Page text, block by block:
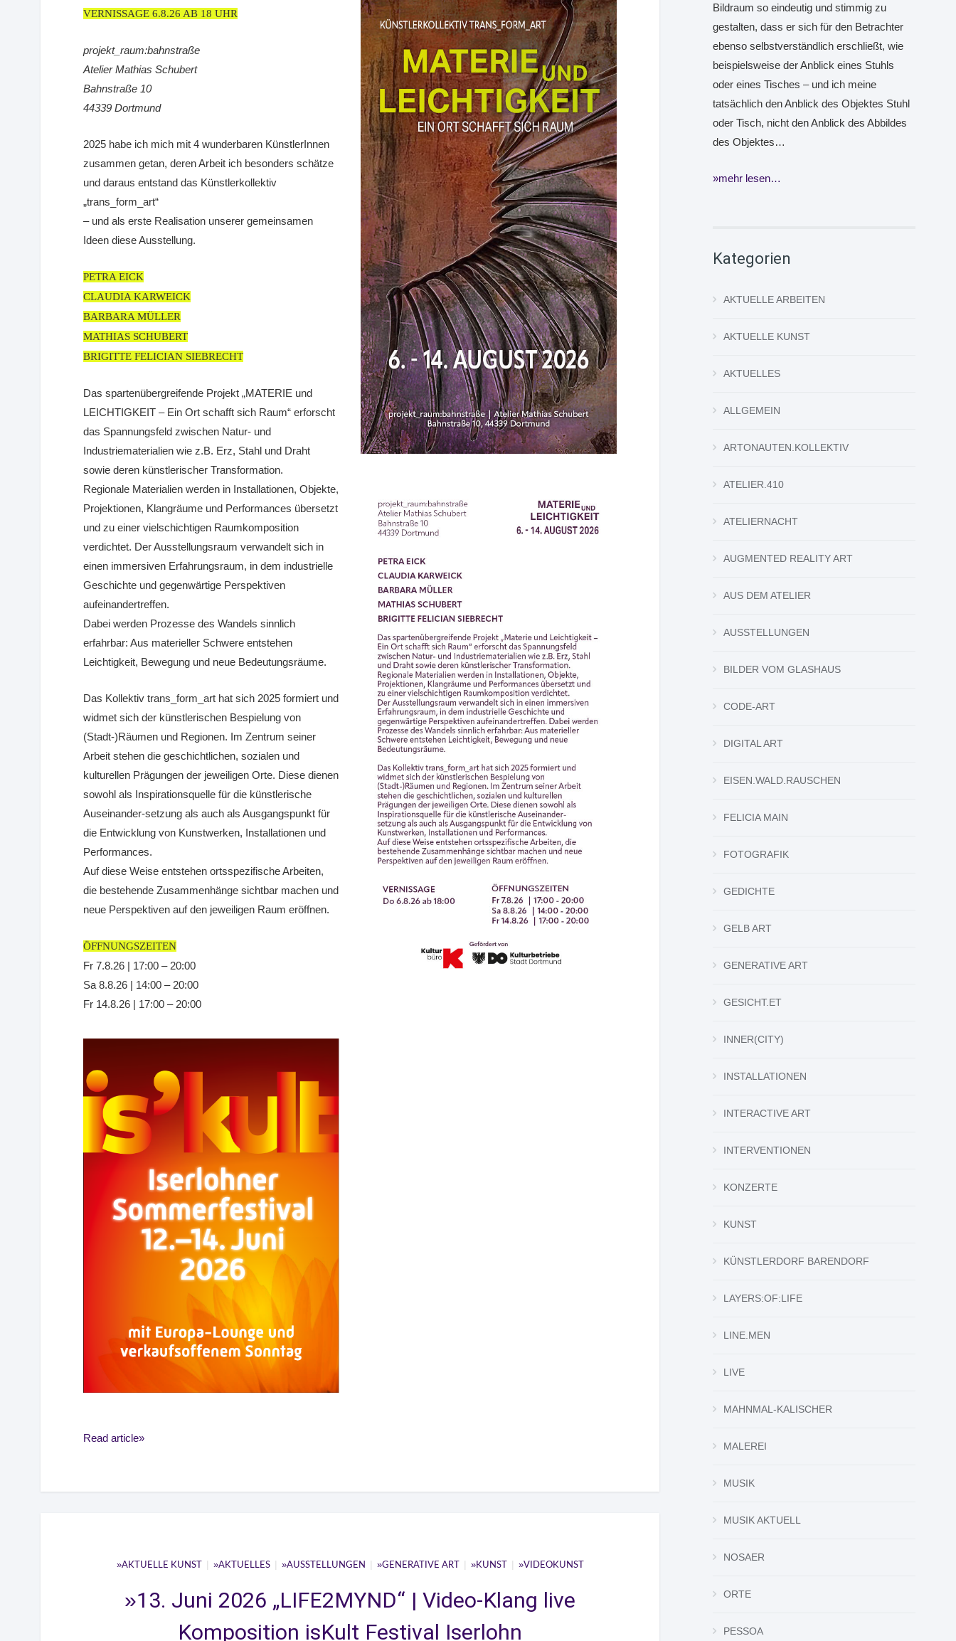
VERNISSAGE 6.8.26 AB 18 UHR
projekt_raum:bahnstraße
Atelier Mathias Schubert
Bahnstraße 10
44339 Dortmund
2025 habe ich mich mit 4 wunderbaren KünstlerInnen
zusammen getan, deren Arbeit ich besonders schätze
und daraus entstand das Künstlerkollektiv
„trans_form_art“
– und als erste Realisation unserer gemeinsamen
Ideen diese Ausstellung.
PETRA EICK
CLAUDIA KARWEICK
BARBARA MÜLLER
MATHIAS SCHUBERT
BRIGITTE FELICIAN SIEBRECHT
Das spartenübergreifende Projekt „MATERIE und
LEICHTIGKEIT – Ein Ort schafft sich Raum“ erforscht
das Spannungsfeld zwischen Natur- und
Industriematerialien wie z.B. Erz, Stahl und Draht
sowie deren künstlerischer Transformation.
Regionale Materialien werden in Installationen, Objekte,
Projektionen, Klangräume und Performances übersetzt
und zu einer vielschichtigen Raumkomposition
verdichtet. Der Ausstellungsraum verwandelt sich in
einen immersiven Erfahrungsraum, in dem industrielle
Geschichte und gegenwärtige Perspektiven
aufeinandertreffen.
Dabei werden Prozesse des Wandels sinnlich
erfahrbar: Aus materieller Schwere entstehen
Leichtigkeit, Bewegung und neue Bedeutungsräume.
Das Kollektiv trans_form_art hat sich 2025 formiert und
widmet sich der künstlerischen Bespielung von
(Stadt-)Räumen und Regionen. Im Zentrum seiner
Arbeit stehen die geschichtlichen, sozialen und
kulturellen Prägungen der jeweiligen Orte. Diese dienen
sowohl als Inspirationsquelle für die künstlerische
Auseinander-setzung als auch als Ausgangspunkt für
die Entwicklung von Kunstwerken, Installationen und
Performances.
Auf diese Weise entstehen ortsspezifische Arbeiten,
die bestehende Zusammenhänge sichtbar machen und
neue Perspektiven auf den jeweiligen Raum eröffnen.
ÖFFNUNGSZEITEN
Fr 7.8.26 | 17:00 – 20:00
Sa 8.8.26 | 14:00 – 20:00
Fr 14.8.26 | 17:00 – 20:00
Read article
AKTUELLE KUNST | AKTUELLES | AUSSTELLUNGEN | GENERATIVE ART | KUNST | VIDEOKUNST
13. Juni 2026 „LIFE2MYND“ | Video-Klang live
Komposition isKult Festival Iserlohn
Bildraum so eindeutig und stimmig zu
gestalten, dass er sich für den Betrachter
ebenso selbstverständlich erschließt, wie
beispielsweise der Anblick eines Stuhls
oder eines Tisches – und ich meine
tatsächlich den Anblick des Objektes Stuhl
oder Tisch, nicht den Anblick des Abbildes
des Objektes…
mehr lesen…
Kategorien
AKTUELLE ARBEITEN
AKTUELLE KUNST
AKTUELLES
ALLGEMEIN
ARTONAUTEN.KOLLEKTIV
ATELIER.410
ATELIERNACHT
AUGMENTED REALITY ART
AUS DEM ATELIER
AUSSTELLUNGEN
BILDER VOM GLASHAUS
CODE-ART
DIGITAL ART
EISEN.WALD.RAUSCHEN
FELICIA MAIN
FOTOGRAFIK
GEDICHTE
GELB ART
GENERATIVE ART
GESICHT.ET
INNER(CITY)
INSTALLATIONEN
INTERACTIVE ART
INTERVENTIONEN
KONZERTE
KUNST
KÜNSTLERDORF BARENDORF
LAYERS:OF:LIFE
LINE.MEN
LIVE
MAHNMAL-KALISCHER
MALEREI
MUSIK
MUSIK AKTUELL
NOSAER
ORTE
PESSOA